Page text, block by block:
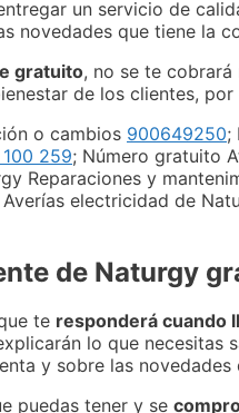
un servicio de
novedades que tiene la
gratuito, no se te
de los clientes, por
o cambios 900649250;
259; Número gratuito
Reparaciones y
electricidad de
de Naturgy
te responderá cuando
lo que necesitas
y sobre las
puedas tener y se